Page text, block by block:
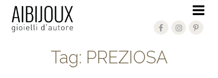
Tag: PREZIOSA